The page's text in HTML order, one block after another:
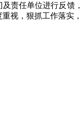
责任单位进行反
视，狠抓工作落实